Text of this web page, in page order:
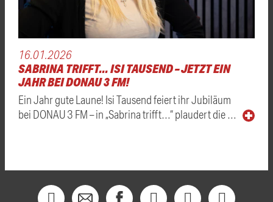
16.01.2026
SABRINA TRIFFT... ISI TAUSEND – JETZT EIN
JAHR BEI DONAU 3 FM!
Ein Jahr gute Laune! Isi Tausend feiert ihr Jubiläum
bei DONAU 3 FM – in „Sabrina trifft…“ plaudert die …